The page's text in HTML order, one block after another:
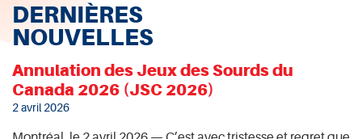
DERNIÈRES
NOUVELLES
Annulation des Jeux des Sourds du
Canada 2026 (JSC 2026)
2 avril 2026